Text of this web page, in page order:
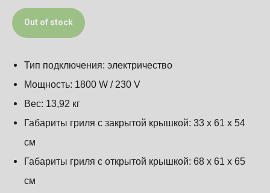
Out of stock
Тип подключения: электричество
Мощность: 1800 W / 230 V
Вес: 13,92 кг
Габариты гриля с закрытой крышкой: 33 х 61 х 54
см
Габариты гриля с открытой крышкой: 68 х 61 х 65
см